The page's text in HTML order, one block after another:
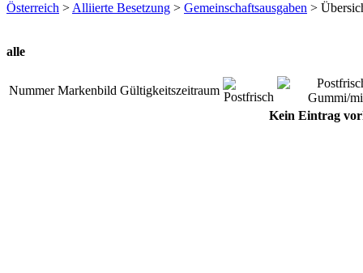
Österreich > Alliierte Besetzung > Gemeinschaftsausgaben >
alle
Nummer Markenbild Gültigkeitszeitraum
Kein Eintrag